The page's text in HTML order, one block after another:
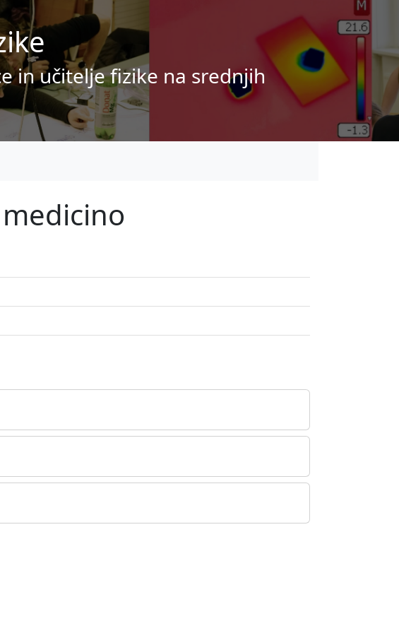
in učitelje fizike na srednjih